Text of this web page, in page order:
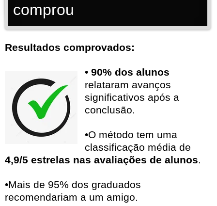
comprou
Resultados comprovados:
• 90% dos alunos
relataram avanços
significativos após a
conclusão.
•O método tem uma
classificação média de
4,9/5 estrelas nas avaliações de alunos.
•Mais de 95% dos graduados
recomendariam a um amigo.